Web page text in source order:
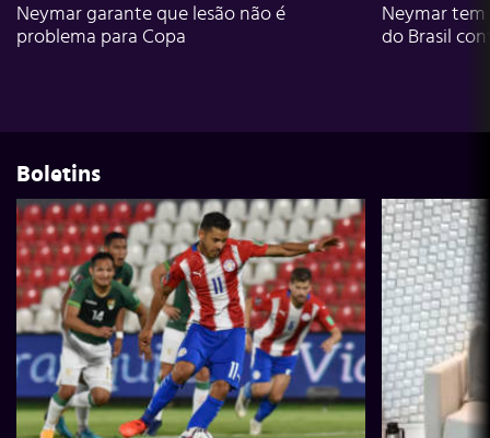
Neymar garante que lesão não é
problema para Copa
Neymar
do Brasil
Boletins